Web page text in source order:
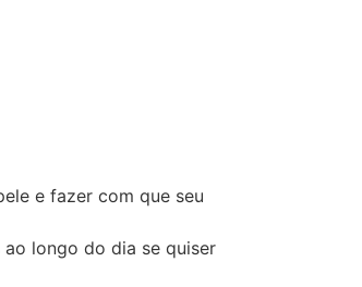
e fazer com que seu
longo do dia se quiser